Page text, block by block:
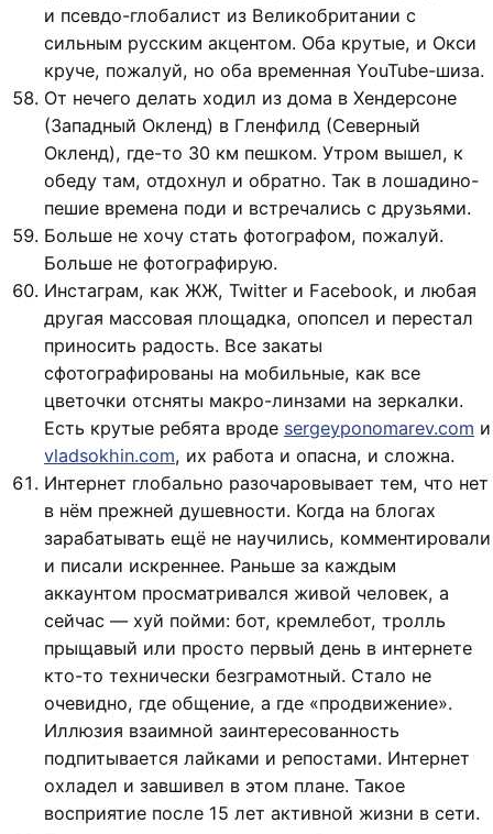
и псевдо-глобалист из Великобритании с
сильным русским акцентом. Оба крутые, и Окси
круче, пожалуй, но оба временная YouTube-шиза.
От нечего делать ходил из дома в Хендерсоне
(Западный Окленд) в Гленфилд (Северный
Окленд), где-то 30 км пешком. Утром вышел, к
обеду там, отдохнул и обратно. Так в лошадино-
пешие времена поди и встречались с друзьями.
Больше не хочу стать фотографом, пожалуй.
Больше не фотографирую.
Инстаграм, как ЖЖ, Twitter и Facebook, и любая
другая массовая площадка, опопсел и перестал
приносить радость. Все закаты
сфотографированы на мобильные, как все
цветочки отсняты макро-линзами на зеркалки.
Есть крутые ребята вроде sergeyponomarev.com и
vladsokhin.com, их работа и опасна, и сложна.
Интернет глобально разочаровывает тем, что нет
в нём прежней душевности. Когда на блогах
зарабатывать ещё не научились, комментировали
и писали искреннее. Раньше за каждым
аккаунтом просматривался живой человек, а
сейчас — хуй пойми: бот, кремлебот, тролль
прыщавый или просто первый день в интернете
кто-то технически безграмотный. Стало не
очевидно, где общение, а где «продвижение».
Иллюзия взаимной заинтересованность
подпитывается лайками и репостами. Интернет
охладел и завшивел в этом плане. Такое
восприятие после 15 лет активной жизни в сети.